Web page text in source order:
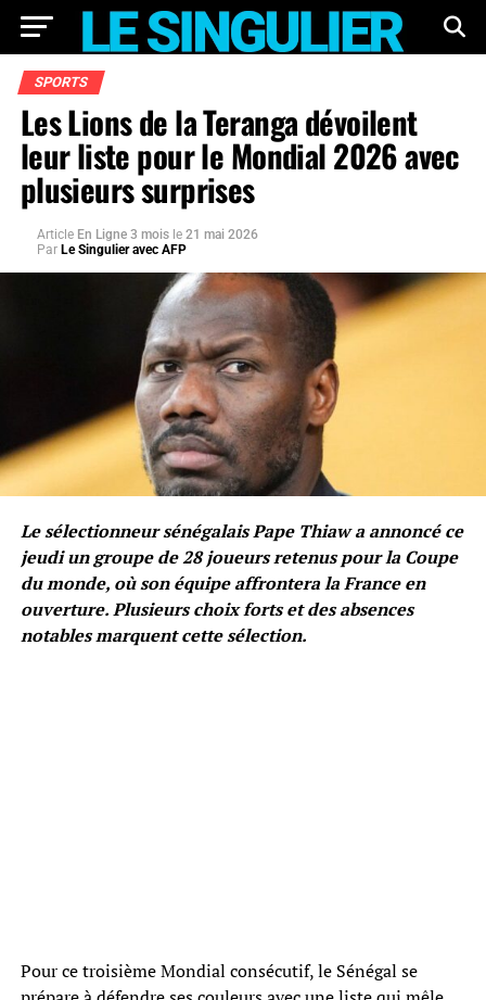
SPORTS
Les Lions de la Teranga dévoilent
leur liste pour le Mondial 2026 avec
plusieurs surprises
Article En Ligne 3 mois le 21 mai 2026
Par Le Singulier avec AFP
Le sélectionneur sénégalais Pape Thiaw a annoncé ce
jeudi un groupe de 28 joueurs retenus pour la Coupe
du monde, où son équipe affrontera la France en
ouverture. Plusieurs choix forts et des absences
notables marquent cette sélection.
Pour ce troisième Mondial consécutif, le Sénégal se